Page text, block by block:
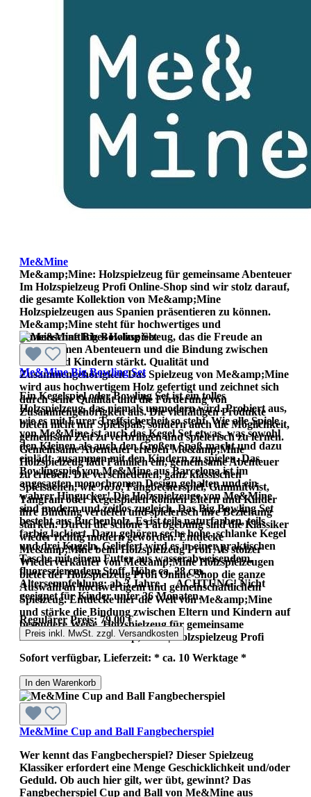
Me&Mine
Me&amp;Mine: Holzspielzeug für gemeinsame Abenteuer
Im Holzspielzeug Profi Online-Shop sind wir stolz darauf,
die gesamte Kollektion von Me&amp;Mine
Holzspielzeugen aus Spanien präsentieren zu können.
Me&amp;Mine steht für hochwertiges und
gemeinschaftliches Holzspielzeug, das die Freude an
gemeinsamen Abenteuern und die Bindung zwischen
Eltern und Kindern stärkt. Qualität und
Zusammengehörigkeit Das Spielzeug von Me&amp;Mine
wird aus hochwertigem Holz gefertigt und zeichnet sich
durch seine Qualität und die Förderung von
Zusammengehörigkeit aus. Die vielfältigen Produkte
bieten nicht nur Spielspaß, sondern auch die Möglichkeit,
gemeinsam Zeit zu verbringen und spielerisch zu lernen.
Gemeinsame Abenteuer erleben Me&amp;Mine
Holzspielzeug lädt Familien ein, gemeinsame Abenteuer
zu erleben. Die verschiedenen, ganz klassischen
Spielsachen, wie JoJo, Fangbecherspiel, Gummitwist,
Tangram oder Kegelspielen können Eltern und Kinder
ihre Bindung vertiefen und spielerisch ihre Beziehung
stärken. Durch die schöne Farbgebung sind die Klassiker
wieder richtig modern geworden. Entdecke
Me&amp;Mine beim Holzspielzeug Profi Als stolzer
Wiederverkäufer von Me&amp;Mine Holzspielzeugen
bietet der Holzspielzeug Profi Online-Shop die ganze
Auswahl an hochwertigem und gemeinschaftlichem
Spielzeug. Entdecke hier die Welt von Me&amp;Mine
und stärke die Bindung zwischen Eltern und Kindern auf
besondere Weise. Holzspielzeug für gemeinsame
Abenteuer von Me&amp;Mine | Holzspielzeug Profi
Me&Mine Big Bowling Set
Ein Kegelspiel oder Bowling Set ist ein tolles
Holzspielzeug, das niemals unmodern wird. Probiert aus,
wie es mit Eurer Treffsicherheit so steht. Wie alle Spiele
von Me&Mine ist auch das Kegel Set etwas, was sowohl
den Kleinen als auch den Großen Spaß macht und dazu
einlädt, zusammen mit den Kindern zu spielen. Das
Bowlingspiel von Me&Mine aus Barcelona ist im
angesagten monochromen Design gehalten und ein
wahrer Hingucker! Die Holzspielzeuge von Me&Mine
sind modern und zeitlos zugleich. Das Big Bowling Set
besteht aus Buchenholz. Es ist teils naturfarben, teils
farbig lackiert. Dazu gehören sechs hohe, schlanke Kegel
und drei Kugeln. Geliefert wird es in einer praktischen
Tasche mit einem Futter aus wasserabweisendem,
fluoreszierendem Stoff. Höhe ca. 28 cm.
Altersempfehlung: ab 3 Jahre. ACHTUNG! Nicht
geeignet für Kinder unter 36 Monaten..
Regulärer Preis:79,00 €
Preis inkl. MwSt. zzgl. Versandkosten
Sofort verfügbar, Lieferzeit: * ca. 10 Werktage *
In den Warenkorb
Me&Mine Cup and Ball Fangbecherspiel
Wer kennt das Fangbecherspiel? Dieser Spielzeug
Klassiker erfordert eine Menge Geschicklichkeit und/oder
Geduld. Ob auch hier gilt, wer übt, gewinnt? Das
Fangbecherspiel Cup and Ball von Me&Mine aus